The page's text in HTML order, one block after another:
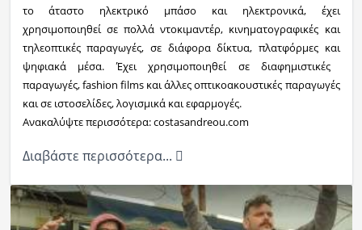
το άταστο ηλεκτρικό μπάσο και ηλεκτρονικά, έχει
χρησιμοποιηθεί σε πολλά ντοκιμαντέρ, κινηματογραφικές και
τηλεοπτικές παραγωγές, σε διάφορα δίκτυα, πλατφόρμες και
ψηφιακά μέσα. Έχει χρησιμοποιηθεί σε διαφημιστικές
παραγωγές, fashion films και άλλες οπτικοακουστικές παραγωγές
και σε ιστοσελίδες, λογισμικά καιεφαρμογές.
Ανακαλύψτε περισσότερα:costasandreou.com
Διαβάστε περισσότερα...